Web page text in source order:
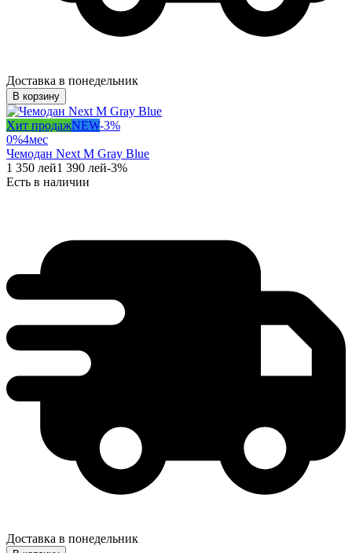
Доставка в понедельник
В корзину
Хит продажNEW-3%
0%4мес
Чемодан Next M Gray Blue
1 350 лей1 390 лей-3%
Есть в наличии
Доставка в понедельник